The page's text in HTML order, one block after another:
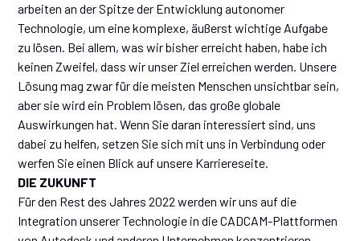
arbeiten an der Spitze der Entwicklung autonomer
Technologie, um eine komplexe, äußerst wichtige Aufgabe
zu lösen. Bei allem, was wir bisher erreicht haben, habe ich
keinen Zweifel, dass wir unser Ziel erreichen werden. Unsere
Lösung mag zwar für die meisten Menschen unsichtbar sein,
aber sie wird ein Problem lösen, das große globale
Auswirkungen hat. Wenn Sie daran interessiert sind, uns
dabei zu helfen, setzen Sie sich mit uns in Verbindung oder
werfen Sie einen Blick auf unsere Karriereseite.
DIE ZUKUNFT
Für den Rest des Jahres 2022 werden wir uns auf die
Integration unserer Technologie in die CADCAM-Plattformen